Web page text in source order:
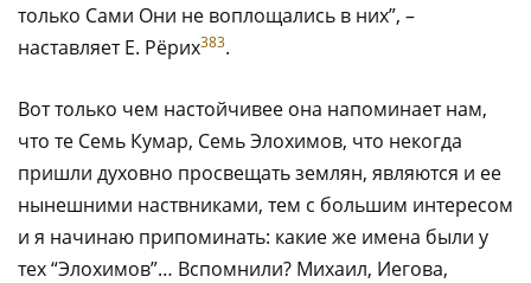
только Сами Они не воплощались в них”, –
наставляет Е. Рёрих383.
Вот только чем настойчивее она напоминает нам,
что те Семь Кумар, Семь Элохимов, что некогда
пришли духовно просвещать землян, являются и ее
нынешними наствниками, тем с большим интересом
и я начинаю припоминать: какие же имена были у
тех “Элохимов”… Вспомнили? Михаил, Иегова,